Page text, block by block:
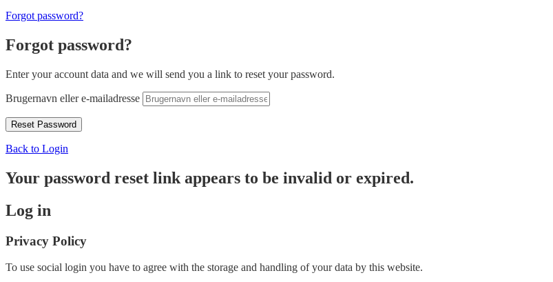
Forgot password?
Forgot password?
Enter your account data and we will send you a link to reset your password.
Brugernavn eller e-mailadresse
Back to Login
Your password reset link appears to be invalid or expired.
Log in
Privacy Policy
To use social login you have to agree with the storage and handling of your data by this website.